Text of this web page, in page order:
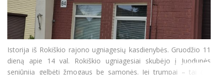
Istorija iš Rokiškio rajono ugniagesių kasdienybės. Gruodžio 11
dieną apie 14 val. Rokiškio ugniagesiai skubėjo į Juodupės
seniūniją gelbėti žmogaus be sąmonės. Jei trumpai – tai dar